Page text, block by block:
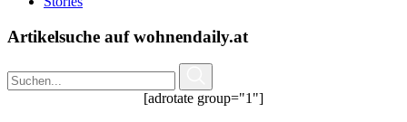
Artikelsuche auf wohnendaily.at
[adrotate group="1"]